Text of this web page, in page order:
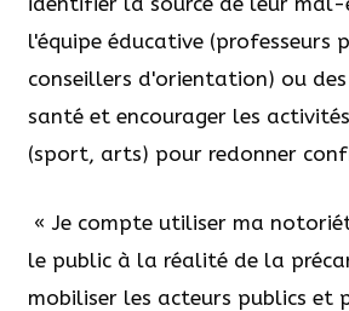
l'équipe éducative (professeurs
conseillers d'orientation) ou
santé et encourager les
(sport, arts) pour redonner
« Je compte utiliser ma
le public à la réalité de la
mobiliser les acteurs publics et